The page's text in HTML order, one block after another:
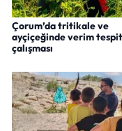
Çorum’da tritikale ve
ayçiçeğinde verim tespit
çalışması